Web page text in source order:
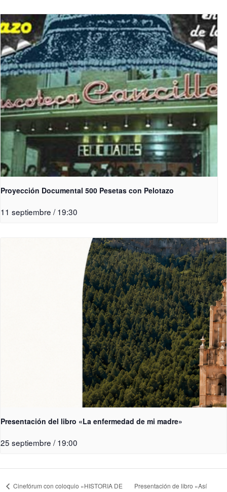
Proyección Documental 500 Pesetas con Pelotazo
11 septiembre / 19:30
Presentación del libro «La enfermedad de mi madre»
25 septiembre / 19:00
Cinefórum con coloquio «HISTORIA DE
Presentación de libro «Así